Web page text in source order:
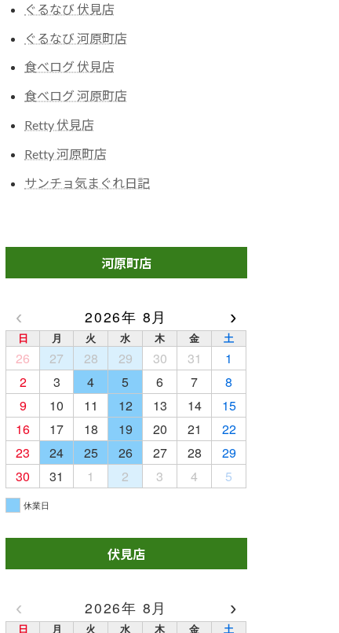
ぐるなび 伏見店
ぐるなび 河原町店
食べログ 伏見店
食べログ 河原町店
Retty 伏見店
Retty 河原町店
サンチョ気まぐれ日記
河原町店
‹ 2026年 8月 ›
日 月 火 水 木 金 土
26 27 28 29 30 31
1
2
3 4 5 6 7
8
9
10 11 12 13 14
15
16
17 18 19 20 21
22
23
24 25 26 27 28
29
30
31 1 2 3 4 5
休業日
伏見店
‹ 2026年 8月 ›
日 月 火 水 木 金 土